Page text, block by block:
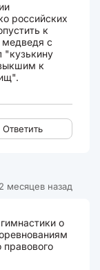
российских
к
медведя с
"кузькину
к
Ответить
месяцев назад
о